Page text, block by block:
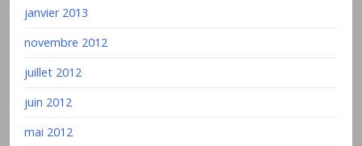
janvier 2013
novembre 2012
juillet 2012
juin 2012
mai 2012